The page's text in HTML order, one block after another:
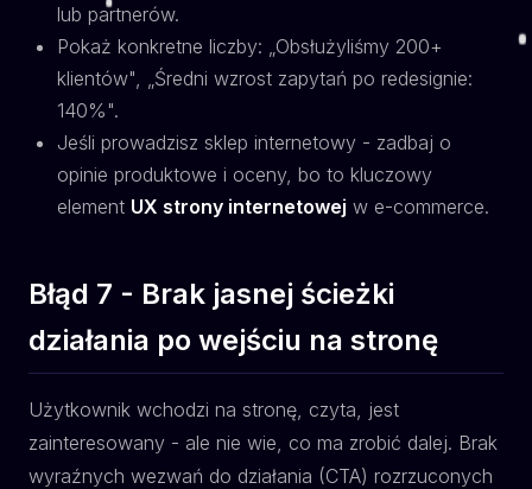
lub partnerów.
Pokaż konkretne liczby: „Obsłużyliśmy 200+
klientów", „Średni wzrost zapytań po redesignie:
140%".
Jeśli prowadzisz sklep internetowy - zadbaj o
opinie produktowe i oceny, bo to kluczowy
element UX strony internetowej w e-commerce.
Błąd 7 - Brak jasnej ścieżki
działania po wejściu na stronę
Użytkownik wchodzi na stronę, czyta, jest
zainteresowany - ale nie wie, co ma zrobić dalej. Brak
wyraźnych wezwań do działania (CTA) rozrzuconych